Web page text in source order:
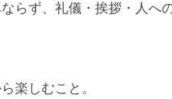
らず、礼儀・挨拶・人へ
楽しむこと。